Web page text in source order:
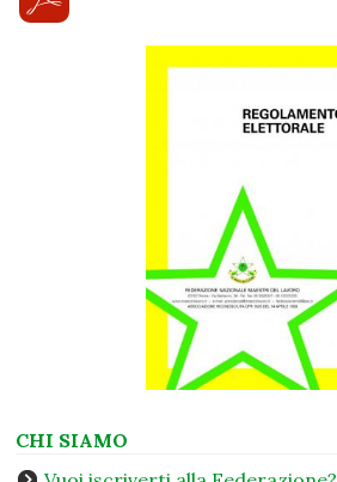
CHI SIAMO